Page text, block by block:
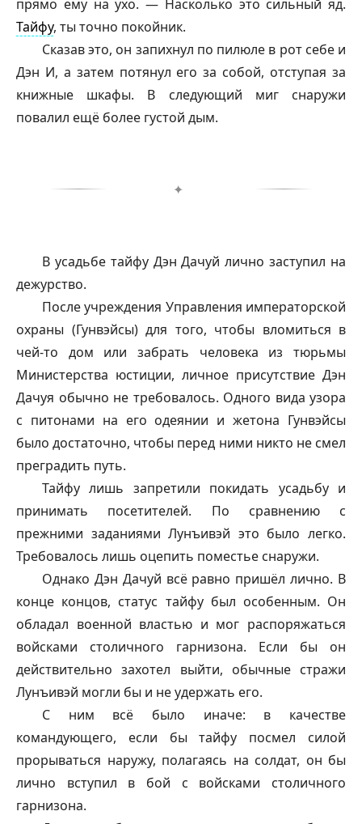
прямо ему на ухо. — Насколько это сильный яд.
Тайфу, ты точно покойник.
Сказав это, он запихнул по пилюле в рот себе и
Дэн И, а затем потянул его за собой, отступая за
книжные шкафы. В следующий миг снаружи
повалил ещё более густой дым.
✦
В усадьбе тайфуДэн Дачуй лично заступил на
дежурство.
После учреждения Управления императорской
охраны (Гунвэйсы) для того, чтобы вломиться в
чей-то дом или забрать человека из тюрьмы
Министерства юстиции, личное присутствие Дэн
Дачуя обычно не требовалось. Одного вида узора
с питонами на его одеянии и жетона Гунвэйсы
было достаточно, чтобы перед ними никто не смел
преградить путь.
Тайфу лишь запретили покидать усадьбу и
принимать посетителей. По сравнению с
прежними заданиями Лунъивэй это было легко.
Требовалось лишь оцепить поместье снаружи.
Однако Дэн Дачуй всё равно пришёл лично. В
конце концов, статус тайфубыл особенным. Он
обладал военной властью и мог распоряжаться
войсками столичного гарнизона. Если бы он
действительно захотел выйти, обычные стражи
Лунъивэй могли бы и не удержать его.
С ним всё было иначе: в качестве
командующего, если бытайфу посмел силой
прорываться наружу, полагаясь на солдат, он бы
лично вступил в бой с войсками столичного
гарнизона.